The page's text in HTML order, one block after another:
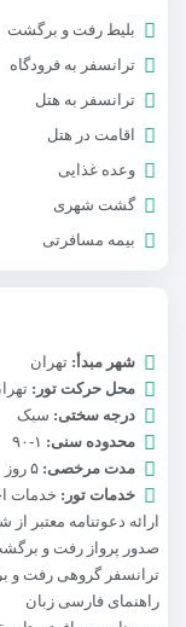
بلیط رفت و برگشت
ترانسفر به فرودگاه
ترانسفر به هتل
اقامت در هتل
وعده غذایی
گشت شهری
بیمه مسافرتی
شهر مبدأ: تهران
محل حرکت تور:
درجه سختی: سبک
محدوده سنی: ۱-۹۰
مدت مرخصی: ۵ روز
خدمات تور: خدمات
ارائه دعوتنامه معتبر
صدور پرواز رفت و
ترانسفر گروهی رفت و
راهنمای فارسی زبان